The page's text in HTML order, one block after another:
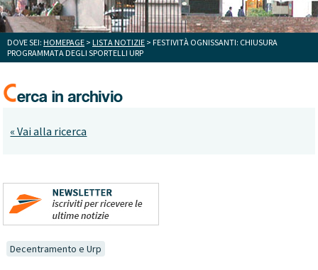
DOVE SEI: HOMEPAGE > LISTA NOTIZIE > FESTIVITÀ OGNISSANTI: CHIUSURA
PROGRAMMATA DEGLI SPORTELLI URP
« Vai alla ricerca
Decentramento e Urp